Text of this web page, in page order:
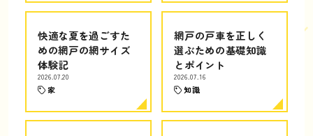
快適な夏を過ごすた
めの網戸の網サイズ
体験記
2026.07.20
家
網戸の戸車を正しく
選ぶための基礎知識
とポイント
2026.07.16
知識